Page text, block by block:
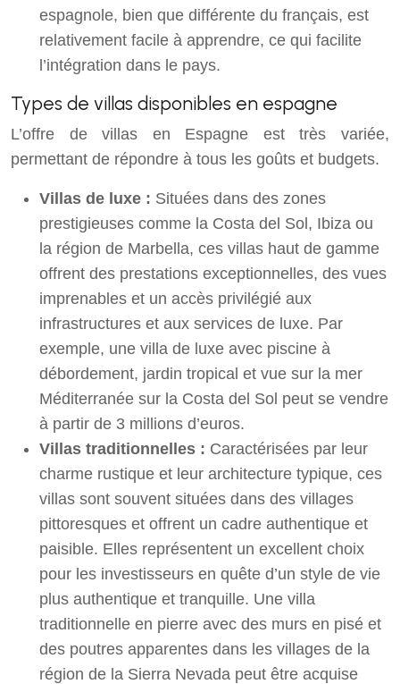
espagnole, bien que différente du français, est
relativement facile à apprendre, ce qui facilite
l’intégration dans le pays.
Types de villas disponibles en espagne
L’offre de villas en Espagne est très variée,
permettant de répondre à tous les goûts et budgets.
Villas de luxe : Situées dans des zones
prestigieuses comme la Costa del Sol, Ibiza ou
la région de Marbella, ces villas haut de gamme
offrent des prestations exceptionnelles, des vues
imprenables et un accès privilégié aux
infrastructures et aux services de luxe. Par
exemple, une villa de luxe avec piscine à
débordement, jardin tropical et vue sur la mer
Méditerranée sur la Costa del Sol peut se vendre
à partir de 3 millions d’euros.
Villas traditionnelles : Caractérisées par leur
charme rustique et leur architecture typique, ces
villas sont souvent situées dans des villages
pittoresques et offrent un cadre authentique et
paisible. Elles représentent un excellent choix
pour les investisseurs en quête d’un style de vie
plus authentique et tranquille. Une villa
traditionnelle en pierre avec des murs en pisé et
des poutres apparentes dans les villages de la
région de la Sierra Nevada peut être acquise